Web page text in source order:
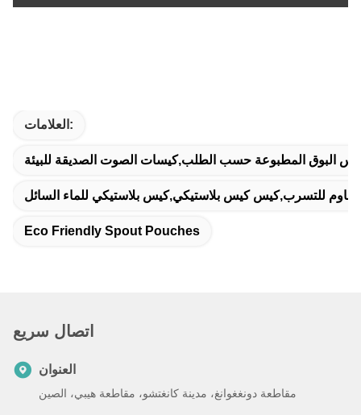
العلامات:
البوق المطبوعة حسب الطلب,كيسات الصوت الصديقة للبيئة
للتسرب,كيس كيس بلاستيكي,كيس بلاستيكي للماء السائل
Eco Friendly Spout Pouches
اتصال سريع
العنوان
مقاطعة دونغغوانغ، مدينة كانغتشو، مقاطعة هيبي، الصين